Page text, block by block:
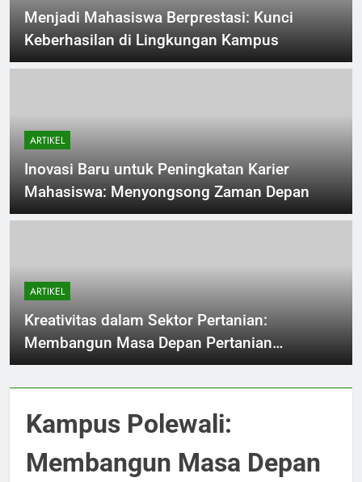
Menjadi Mahasiswa Berprestasi: Kunci
Keberhasilan di Lingkungan Kampus
ARTIKEL
Inovasi Baru untuk Peningkatan Karier
Mahasiswa: Menyongsong Zaman Depan
ARTIKEL
Kreativitas dalam Sektor Pertanian:
Membangun Masa Depan Pertanian
Berkelanjutan
Kampus Polewali:
Membangun Masa Depan